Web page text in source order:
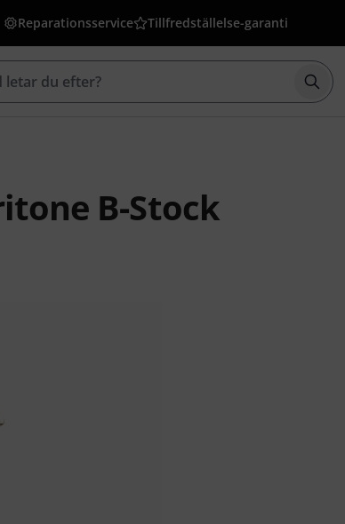
Reparationsservice Tillfredställelse-garanti
B-Stock